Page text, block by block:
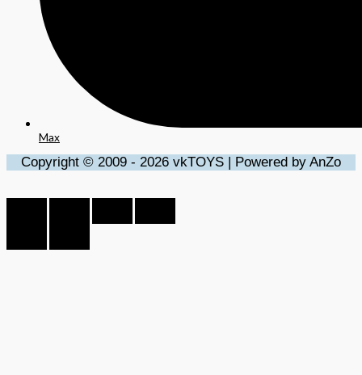
Max
Copyright © 2009 - 2026 vkTOYS | Powered by AnZo